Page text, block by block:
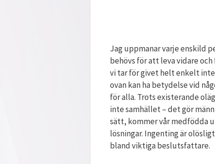
Jag uppmanar varje enskild
behövs för att leva vidare
vi tar för givet helt enkelt
ovan kan ha betydelse vid
för alla. Trots existerande
inte samhället – det gör
sätt, kommer vår medfödda
lösningar. Ingenting är
bland viktiga beslutsfattare.